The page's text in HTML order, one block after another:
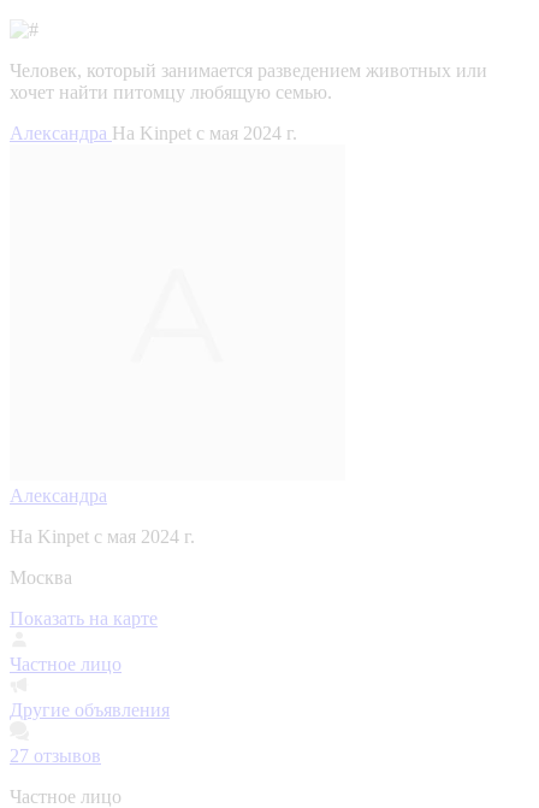
Человек, который занимается разведением животных или
хочет найти питомцу любящую семью.
Александра На Kinpet c мая 2024 г.
Александра
На Kinpet c мая 2024 г.
Москва
Показать на карте
Частное лицо
Другие объявления
27 отзывов
Частное лицо